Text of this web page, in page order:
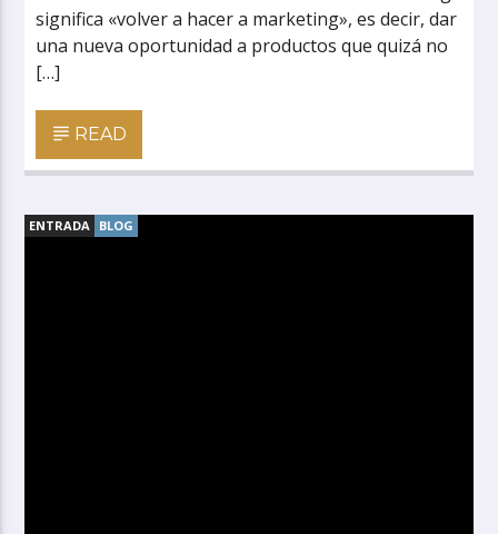
significa «volver a hacer a marketing», es decir, dar
una nueva oportunidad a productos que quizá no
[…]
READ
ENTRADA BLOG